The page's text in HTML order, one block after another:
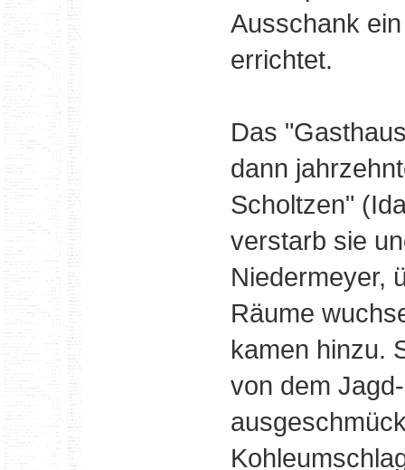
Ausschank
errichtet.
Das
dann
Scholtzen"
verstarb sie
Niedermeyer,
Räume
kamen hinzu.
von dem